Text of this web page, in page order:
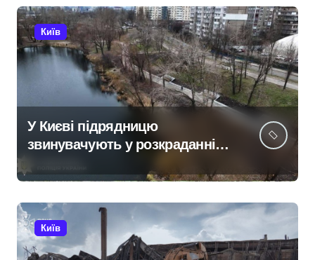
Київ
У Києві підрядницю
звинувачують у розкраданні
під час ремонту зони
«Вербне»
Київ